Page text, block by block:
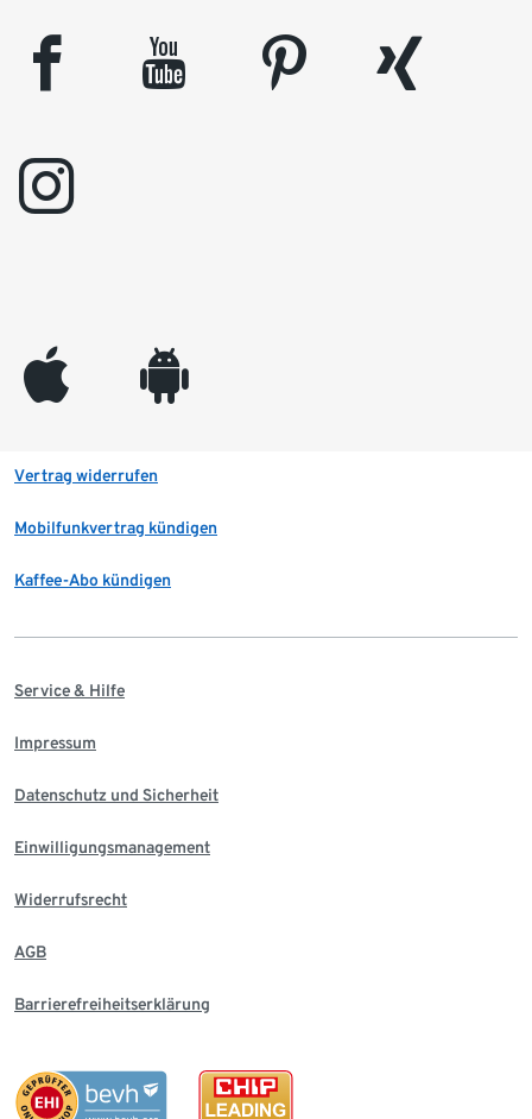
facebook youtube pinterest
xing
instagram
appleinc android
Vertrag widerrufen
Mobilfunkvertrag kündigen
Kaffee-Abo kündigen
Service & Hilfe
Impressum
Datenschutz und Sicherheit
Einwilligungsmanagement
Widerrufsrecht
AGB
Barrierefreiheitserklärung